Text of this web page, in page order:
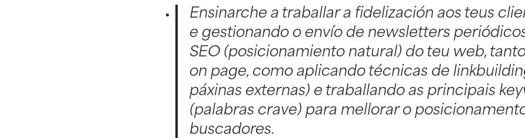
Ensinarche a traballar a fidelización aos teus
e gestionando o envío de newsletters
SEO (posicionamiento natural) do teu web,
on page, como aplicando técnicas de
páxinas externas) e traballando as principais
(palabras crave) para mellorar o
buscadores.